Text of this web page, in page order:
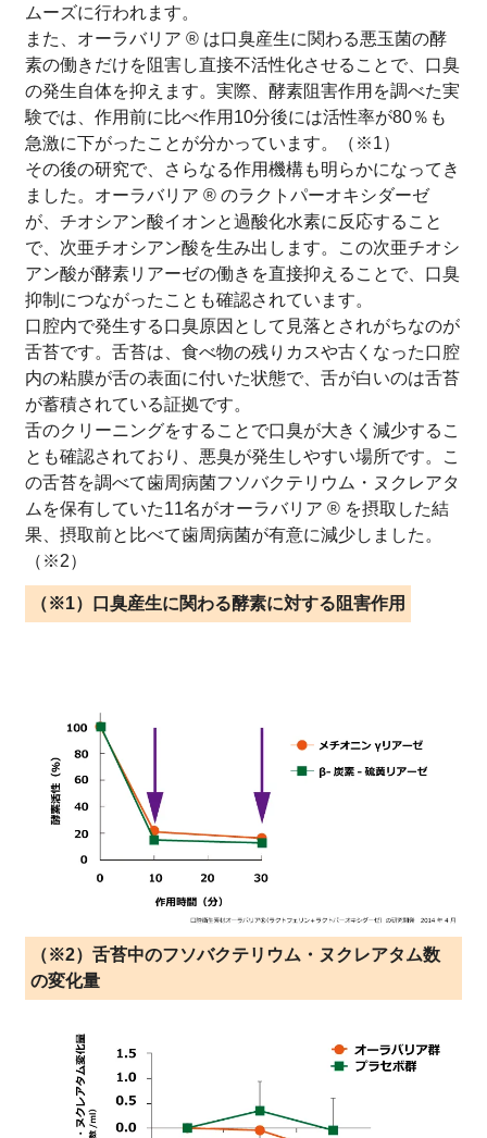
ムーズに行われます。
また、オーラバリア ® は口臭産生に関わる悪玉菌の酵
素の働きだけを阻害し直接不活性化させることで、口臭
の発生自体を抑えます。実際、酵素阻害作用を調べた実
験では、作用前に比べ作用10分後には活性率が80％も
急激に下がったことが分かっています。（※1）
その後の研究で、さらなる作用機構も明らかになってき
ました。オーラバリア ® のラクトパーオキシダーゼ
が、チオシアン酸イオンと過酸化水素に反応すること
で、次亜チオシアン酸を生み出します。この次亜チオシ
アン酸が酵素リアーゼの働きを直接抑えることで、口臭
抑制につながったことも確認されています。
口腔内で発生する口臭原因として見落とされがちなのが
舌苔です。舌苔は、食べ物の残りカスや古くなった口腔
内の粘膜が舌の表面に付いた状態で、舌が白いのは舌苔
が蓄積されている証拠です。
舌のクリーニングをすることで口臭が大きく減少するこ
とも確認されており、悪臭が発生しやすい場所です。こ
の舌苔を調べて歯周病菌フソバクテリウム・ヌクレアタ
ムを保有していた11名がオーラバリア ® を摂取した結
果、摂取前と比べて歯周病菌が有意に減少しました。
（※2）
（※1）口臭産生に関わる酵素に対する阻害作用
（※2）舌苔中のフソバクテリウム・ヌクレアタム数
の変化量